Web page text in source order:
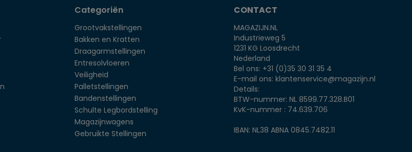
Categoriën
Grootvakstellingen
Bakken en Kratten
Draagarmstellingen
Entresolvloeren
Veiligheid
Palletstellingen
Bandenstellingen
Schulte Legbordstelling
Magazijnwagens
Gebruikte Stellingen
CONTACT
MAGAZIJN.NL
Industrieweg 5
1231 KG Loosdrecht
Nederland
Bel ons: +31 (0)35 30 31 35 4
E-mail ons: klantenservice@magazijn.nl
Details:
BTW-nummer: NL 8599.77.328.B01
KvK-nummer : 74.639.706
IBAN: NL38 ABNA 0845.7482.11